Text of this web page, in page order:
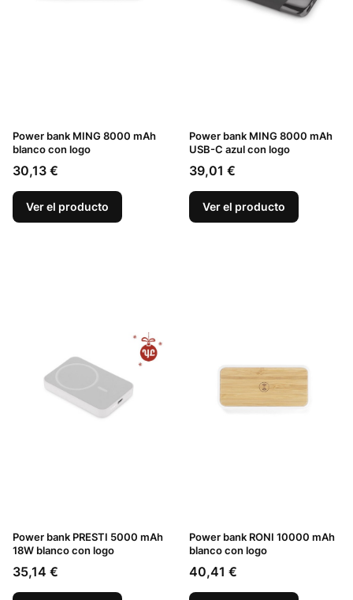
Power bank MING 8000 mAh
blanco con logo
Precio
30,13 €
Ver el producto
Power bank MING 8000 mAh
USB-C azul con logo
Precio
39,01 €
Ver el producto
Power bank PRESTI 5000 mAh
18W blanco con logo
Precio
35,14 €
Power bank RONI 10000 mAh
blanco con logo
Precio
40,41 €